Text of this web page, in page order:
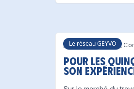
Le réseau GEYVO
8 juillet 2021
Pour les
son